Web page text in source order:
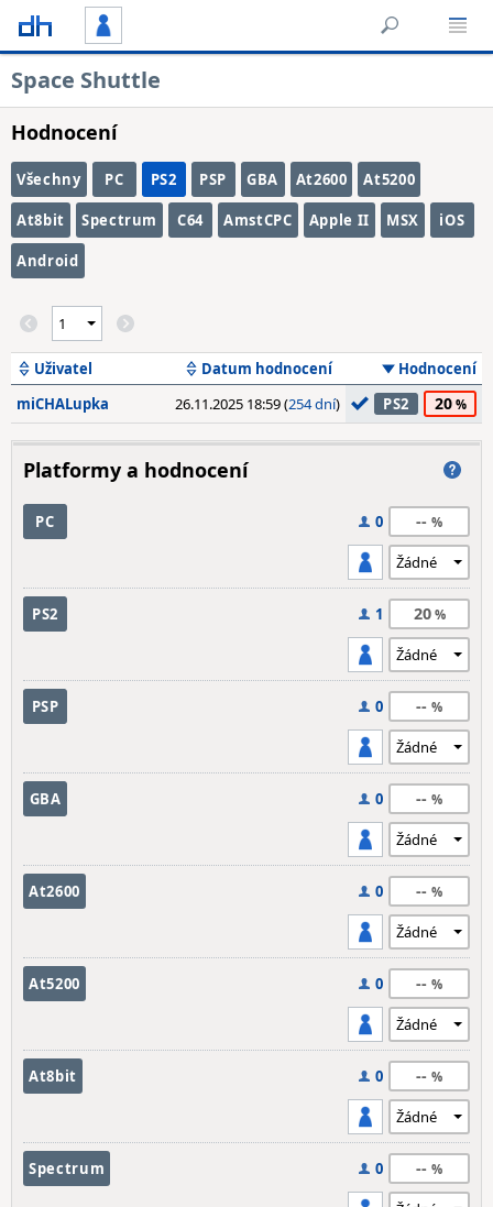
Space Shuttle
Hodnocení
Všechny PC PS2 PSP GBA At2600 At5200
At8bit Spectrum C64 AmstCPC Apple II MSX iOS
Android
Uživatel Datum hodnocení
Hodnocení
miCHALupka
26.11.2025 18:59 (254 dní) PS2 20
Platformy a hodnocení
PC 0 --
PS2 1 20
PSP 0 --
GBA 0 --
At2600 0 --
At5200 0 --
At8bit 0 --
Spectrum 0 --